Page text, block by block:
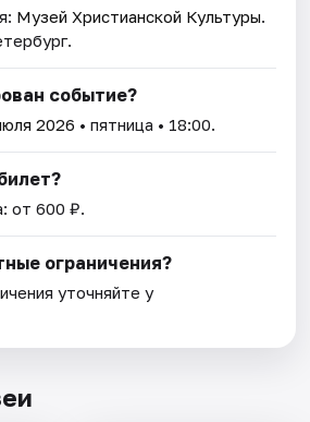
Музей Христианской Культуры.
событие?
2026 • пятница • 18:00.
от 600 ₽.
ограничения?
уточняйте у